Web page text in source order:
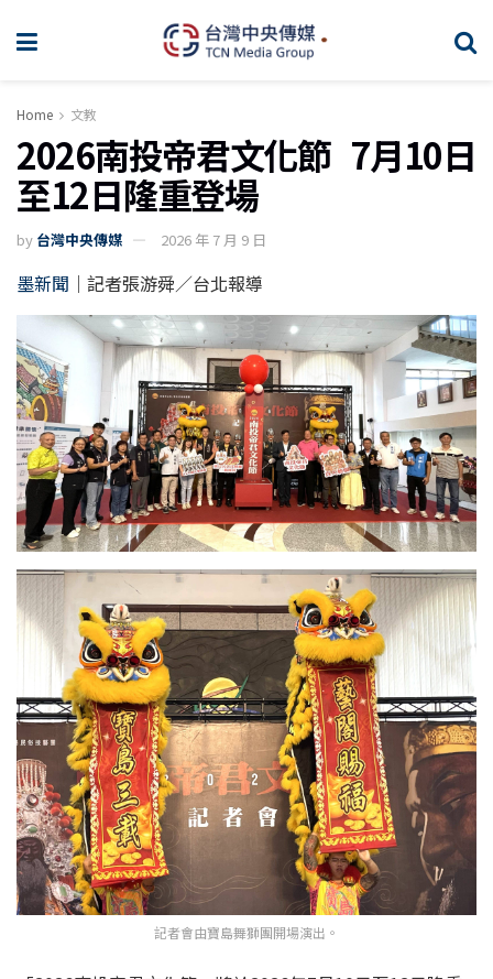
Home 文教
2026南投帝君文化節 7月10日
至12日隆重登場
by 台灣中央傳媒 2026 年 7 月 9 日
墨新聞 ｜記者張游舜／台北報導
記者會由寶島舞獅團開場演出。